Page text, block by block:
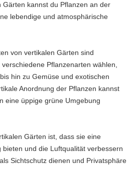
kannst du Pflanzen an der
lebendige und atmosphärische
von vertikalen Gärten sind
Pflanzenarten wählen,
hin zu Gemüse und exotischen
Anordnung der Pflanzen kannst
eine üppige grüne Umgebung
Gärten ist, dass sie eine
bieten und die Luftqualität verbessern
Sichtschutz dienen und Privatsphäre